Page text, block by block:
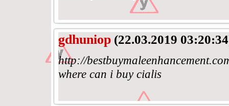
gdhuniop (22.03.2019
http://
where can i buy cialis